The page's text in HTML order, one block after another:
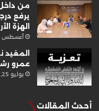
من
يرفع
الهزة
أغسطس 3, 2026
عمرو
يوليو 25, 2026
أحدث المقالات